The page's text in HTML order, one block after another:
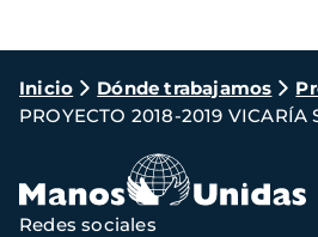
Ruta
de
navegación
Inicio Dónde trabajamos
PROYECTO 2018-2019 VICARÍA
Redes sociales